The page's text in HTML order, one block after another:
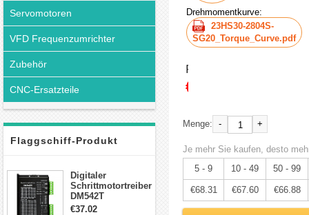
Servomotoren
VFD Frequenzumrichter
Zubehör
CNC-Ersatzteile
Flaggschiff-Produkt
Digitaler
Schrittmotortreiber
DM542T
Schrittmotor
€37.02
Drehmomentkurve:
23HS30-2804S-
SG20_Torque_Curve.pdf
Preis:
€71.91
Menge: - +
Je mehr Sie kaufen, desto
5 - 9
10 - 49 50 - 99
€68.31 €67.60 €66.88